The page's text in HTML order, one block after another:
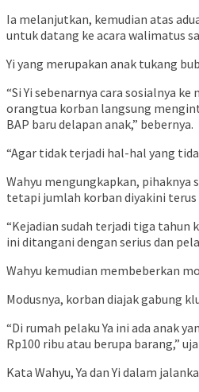
Ia melanjutkan, kemudian atas
untuk datang ke acara walimatus
Yi yang merupakan anak tukang
“Si Yi sebenarnya cara sosialnya
orangtua korban langsung
BAP baru delapan anak,” bebernya.
“Agar tidak terjadi hal-hal yang
Wahyu mengungkapkan,
tetapi jumlah korban diyakini terus
“Kejadian sudah terjadi tiga tahun
ini ditangani dengan serius dan
Wahyu kemudian membeberkan
Modusnya, korban diajak gabung
“Di rumah pelaku Ya ini ada anak
Rp100 ribu atau berupa barang,”
Kata Wahyu, Ya dan Yi dalam